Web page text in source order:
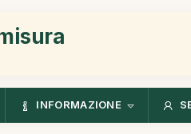
INFORMAZIONE